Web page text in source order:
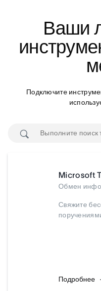
Ваши
Подключите
Microsoft
Обмен
Свяжите
Подробнее